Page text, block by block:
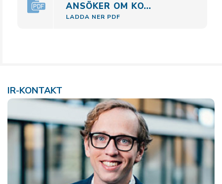
ANSÖKER OM KO...
LADDA NER PDF
IR-KONTAKT